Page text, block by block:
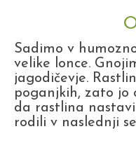
Sadimo v
velike lonce.
jagodičevje.
poganjkih, zato jo
da rastlina
rodili v naslednji